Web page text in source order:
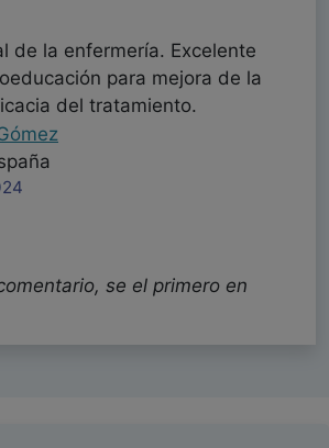
de la enfermería. Excelente
para mejora de la
del tratamiento.
se el primero en